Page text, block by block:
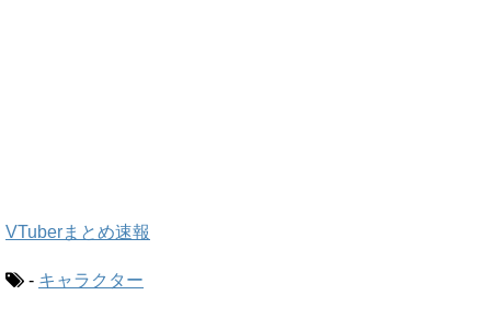
VTuberまとめ速報
- キャラクター